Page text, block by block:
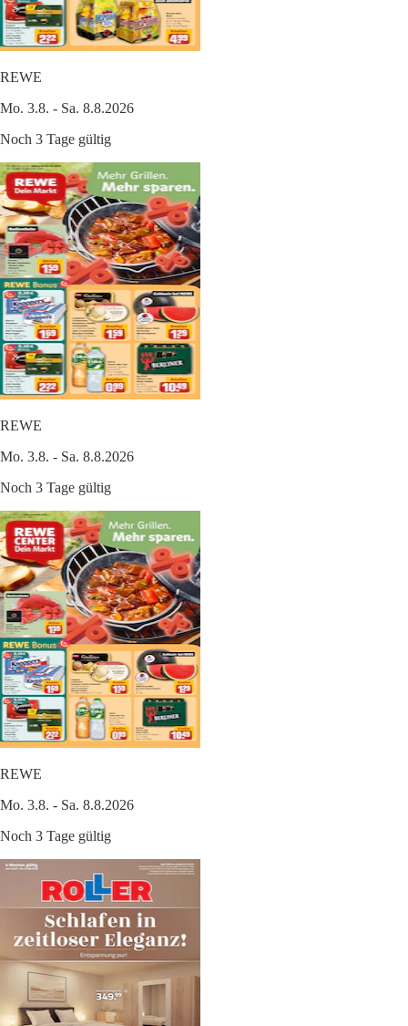
REWE
Mo. 3.8. - Sa. 8.8.2026
Noch 3 Tage gültig
REWE
Mo. 3.8. - Sa. 8.8.2026
Noch 3 Tage gültig
REWE
Mo. 3.8. - Sa. 8.8.2026
Noch 3 Tage gültig